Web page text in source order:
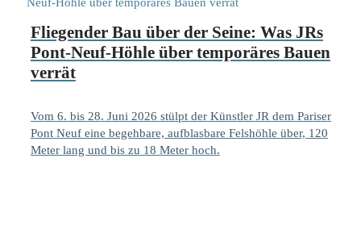
Fliegender Bau über der Seine: Was JRs
Pont-Neuf-Höhle über temporäres Bauen
verrät
Vom 6. bis 28. Juni 2026 stülpt der Künstler JR dem Pariser
Pont Neuf eine begehbare, aufblasbare Felshöhle über, 120
Meter lang und bis zu 18 Meter hoch.